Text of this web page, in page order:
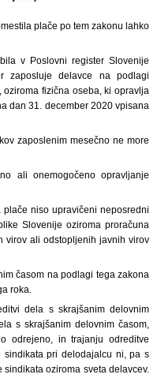
plače po tem zakonu lahko
v Poslovni register Slovenije
zaposluje delavce na podlagi
fizična oseba, ki opravlja
dan 31. december 2020 vpisana
zaposlenim mesečno ne more
ali onemogočeno opravljanje
niso upravičeni neposredni
Slovenije oziroma proračuna
virov ali odstopljenih javnih virov
časom na podlagi tega zakona
roka.
dela s skrajšanim delovnim
s skrajšanim delovnim časom,
odrejeno, in trajanju odreditve
sindikata pri delodajalcu ni, pa s
oziroma sveta delavcev.